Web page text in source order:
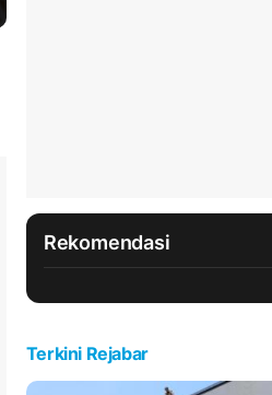
Rekomendasi
Terkini Rejabar